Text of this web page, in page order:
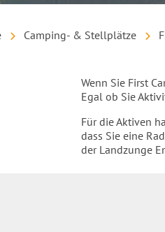
Camping- & Stellplätze
Einleitung
Wenn Sie First
Egal ob Sie
Für die Aktiven
dass Sie eine
der Landzunge